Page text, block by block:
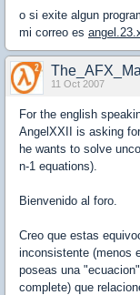
o si exite algun
mi correo es
11 Oct 2007
For the english
AngelXXII is asking
he wants to solve
n-1 equations).
Bienvenido al foro.
Creo que estas
inconsistente (menos
poseas una
complete) que